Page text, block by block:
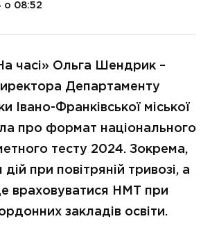
о 08:52
часі» Ольга Шендрик –
Департаменту
Івано-Франківської міської
про формат національного
тесту 2024. Зокрема,
при повітряній тривозі, а
враховуватися НМТ при
закладів освіти.